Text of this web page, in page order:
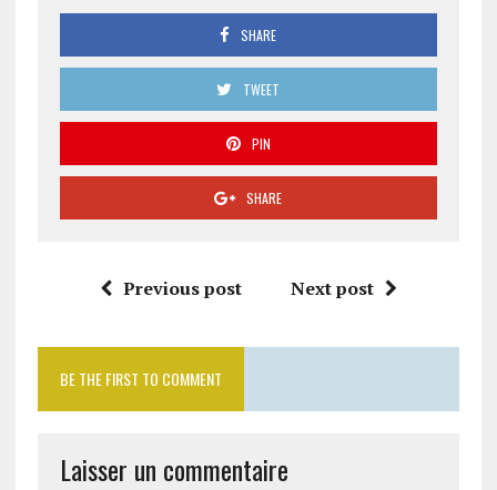
SHARE
TWEET
PIN
SHARE
Previous post Next post
BE THE FIRST TO COMMENT
Laisser un commentaire